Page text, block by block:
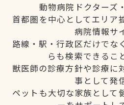
動物病院ドクターズ
首都圏を中心としてエリア
病院情報サ
路線・駅・行政区だけでな
らも検索できるこ
獣医師の診療方針や診療に
事として発
ペットも大切な家族として